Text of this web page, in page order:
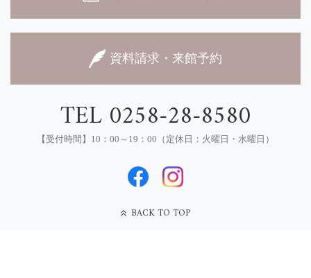
資料請求・来館予約
TEL 0258-28-8580
【受付時間】10：00～19：00（定休日：火曜日・水曜日）
BACK TO TOP